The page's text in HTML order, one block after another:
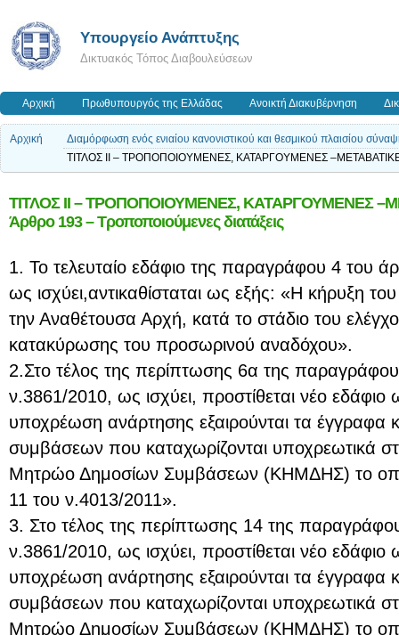
Υπουργείο Ανάπτυξης
Δικτυακός Τόπος Διαβουλεύσεων
Αρχική Πρωθυπουργός της Ελλάδας Ανοικτή Διακυβέρνηση
Αρχική
Διαμόρφωση ενός ενιαίου κανονιστικού και θεσμικού πλαισίου
ΤΙΤΛΟΣ ΙΙ – ΤΡΟΠΟΠΟΙΟΥΜΕΝΕΣ, ΚΑΤΑΡΓΟΥΜΕΝΕΣ –ΜΕΤΑΒΑΤΙΚΕΣ
ΤΙΤΛΟΣ ΙΙ – ΤΡΟΠΟΠΟΙΟΥΜΕΝΕΣ, ΚΑΤΑΡΓΟΥΜΕΝΕΣ
Άρθρο 193 – Τροποποιούμενες διατάξεις
1. Το τελευταίο εδάφιο της παραγράφου 4 του
ως ισχύει,αντικαθίσταται ως εξής: «Η κήρυξη
την Αναθέτουσα Αρχή, κατά το στάδιο του
κατακύρωσης του προσωρινού αναδόχου».
2.Στο τέλος της περίπτωσης 6α της
ν.3861/2010, ως ισχύει, προστίθεται νέο
υποχρέωση ανάρτησης εξαιρούνται τα έγγραφα
συμβάσεων που καταχωρίζονται υποχρεωτικά
Μητρώο Δημοσίων Συμβάσεων (ΚΗΜΔΗΣ) το
11 του ν.4013/2011».
3. Στο τέλος της περίπτωσης 14 της
ν.3861/2010, ως ισχύει, προστίθεται νέο
υποχρέωση ανάρτησης εξαιρούνται τα έγγραφα
συμβάσεων που καταχωρίζονται υποχρεωτικά
Μητρώο Δημοσίων Συμβάσεων (ΚΗΜΔΗΣ) το